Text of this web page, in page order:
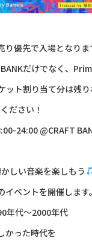
優先で入場となりま
BANKだけでなく、
ット割り当て分は残り
ださい！
24:00 @CRAFT
しい音楽を楽しもう
ベントを開催します。
年代〜2000年代
かった時代を